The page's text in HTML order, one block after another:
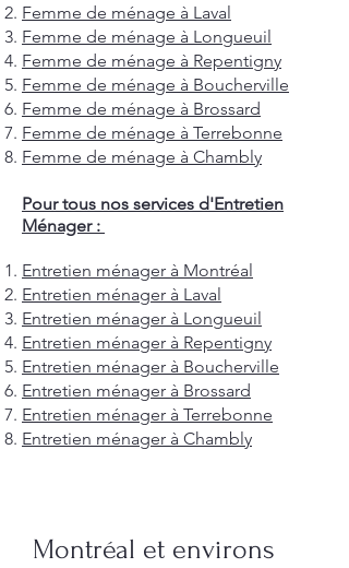
Femme de ménage à Laval
Femme de ménage à Longueuil
Femme de ménage à Repentigny
Femme de ménage à Boucherville
Femme de ménage à Brossard
Femme de ménage à Terrebonne
Femme de ménage à Chambly
Pour tous nos services d'Entretien
Ménager :
Entretien ménager à Montréal
Entretien ménager à Laval
Entretien ménager à Longueuil
Entretien ménager à Repentigny
Entretien ménager à Boucherville
Entretien ménager à Brossard
Entretien ménager à Terrebonne
Entretien ménager à Chambly
Montréal et environs